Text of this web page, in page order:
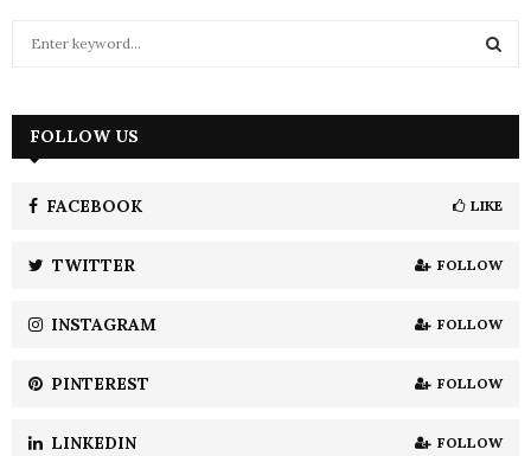
h
H
FOLLOW US
FACEBOOK LIKE
TWITTER FOLLOW
INSTAGRAM FOLLOW
PINTEREST FOLLOW
LINKEDIN FOLLOW